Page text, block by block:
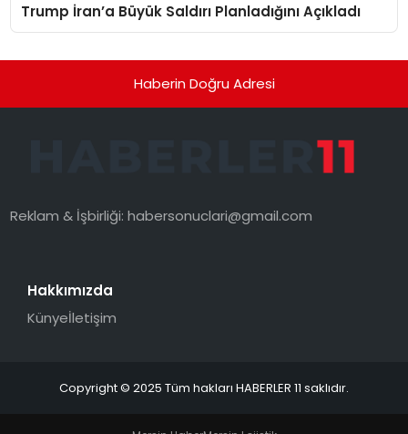
Trump İran’a Büyük Saldırı Planladığını Açıkladı
Haberin Doğru Adresi
Reklam & İşbirliği:habersonuclari@gmail.com
Hakkımızda
Künyeİletişim
Copyright © 2025 Tüm hakları HABERLER 11 saklıdır.